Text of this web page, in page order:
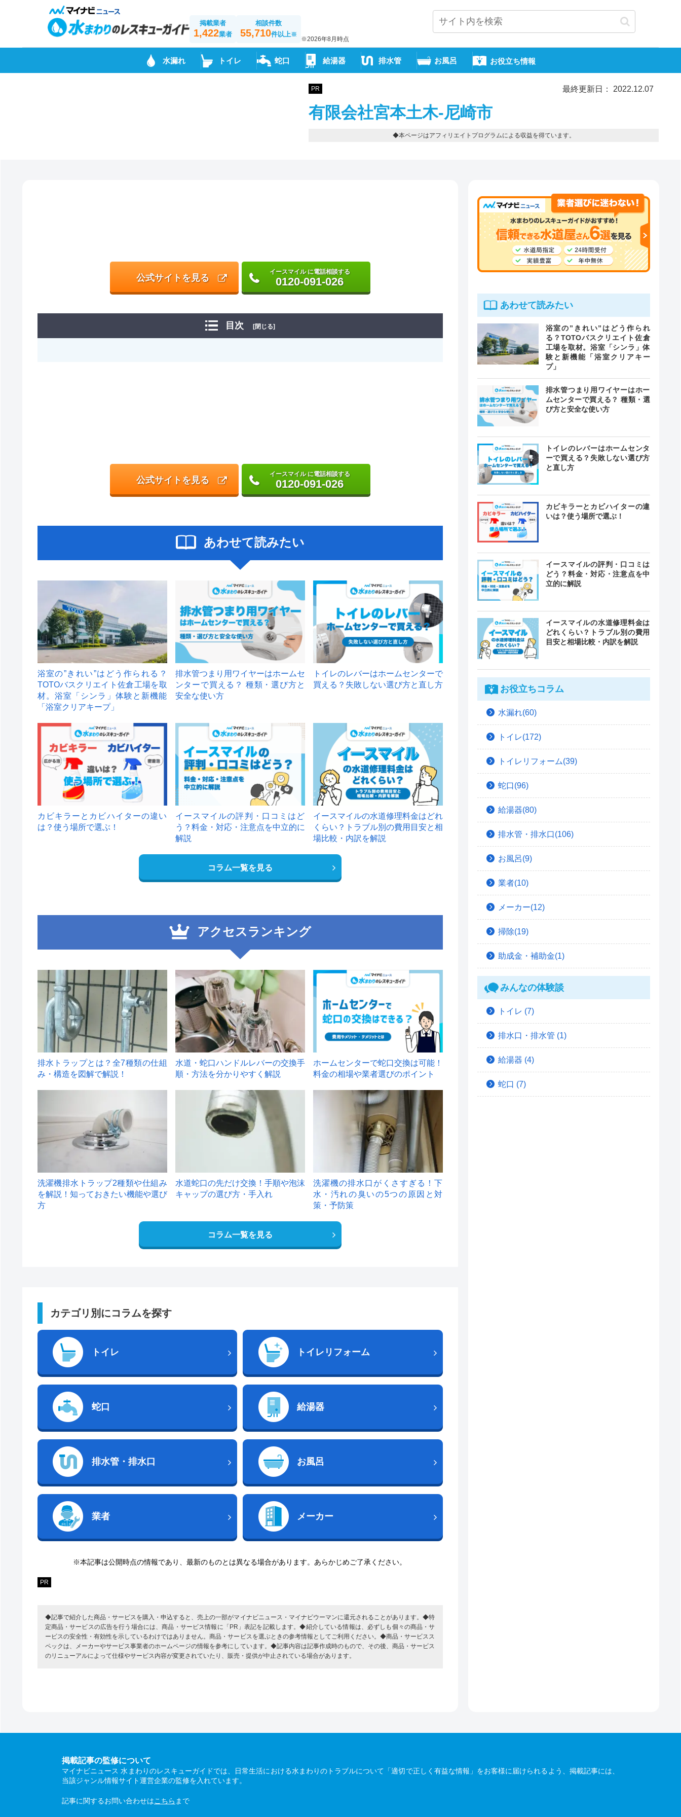
掲載業者
1,422業者
相談件数
55,710件以上※
※2026年8月時点
水漏れ トイレ 蛇口 給湯器 排水管 お風呂 お役立ち情報
PR 最終更新日： 2022.12.07
有限会社宮本土木-尼崎市
◆本ページはアフィリエイトプログラムによる収益を得ています。
公式サイトを見る
イースマイル に電話相談する
0120-091-026
目次 [閉じる]
公式サイトを見る
イースマイル に電話相談する
0120-091-026
あわせて読みたい
浴室の”きれい”はどう作られる？
TOTOバスクリエイト佐倉工場を取
材。浴室「シンラ」体験と新機能
「浴室クリアキープ」
排水管つまり用ワイヤーはホームセ
ンターで買える？ 種類・選び方と
安全な使い方
トイレのレバーはホームセンターで
買える？失敗しない選び方と直し方
カビキラーとカビハイターの違い
は？使う場所で選ぶ！
イースマイルの評判・口コミはど
う？料金・対応・注意点を中立的に
解説
イースマイルの水道修理料金はどれ
くらい？トラブル別の費用目安と相
場比較・内訳を解説
コラム一覧を見る
アクセスランキング
1
排水トラップとは？全7種類の仕組
み・構造を図解で解説！
2
水道・蛇口ハンドルレバーの交換手
順・方法を分かりやすく解説
ホームセンターで蛇口交換は可能！
料金の相場や業者選びのポイント
洗濯機排水トラップ2種類や仕組み
を解説！知っておきたい機能や選び
方
水道蛇口の先だけ交換！手順や泡沫
キャップの選び方・手入れ
洗濯機の排水口がくさすぎる！下
水・汚れの臭いの5つの原因と対
策・予防策
コラム一覧を見る
カテゴリ別にコラムを探す
トイレ トイレリフォーム
蛇口 給湯器
排水管・排水口 お風呂
業者 メーカー
※本記事は公開時点の情報であり、最新のものとは異なる場合があります。あらかじめご了承ください。
PR
◆記事で紹介した商品・サービスを購入・申込すると、売上の一部がマイナビニュース・マイナビウーマンに還元されることがあります。◆特
定商品・サービスの広告を行う場合には、商品・サービス情報に「PR」表記を記載します。◆紹介している情報は、必ずしも個々の商品・サ
ービスの安全性・有効性を示しているわけではありません。商品・サービスを選ぶときの参考情報としてご利用ください。◆商品・サービスス
ペックは、メーカーやサービス事業者のホームページの情報を参考にしています。◆記事内容は記事作成時のもので、その後、商品・サービス
のリニューアルによって仕様やサービス内容が変更されていたり、販売・提供が中止されている場合があります。
あわせて読みたい
浴室の”きれい”はどう作られ
る？TOTOバスクリエイト佐倉
工場を取材。浴室「シンラ」体
験と新機能「浴室クリアキー
プ」
排水管つまり用ワイヤーはホー
ムセンターで買える？ 種類・選
び方と安全な使い方
トイレのレバーはホームセンタ
ーで買える？失敗しない選び方
と直し方
カビキラーとカビハイターの違
いは？使う場所で選ぶ！
イースマイルの評判・口コミは
どう？料金・対応・注意点を中
立的に解説
イースマイルの水道修理料金は
どれくらい？トラブル別の費用
目安と相場比較・内訳を解説
お役立ちコラム
水漏れ(60)
トイレ(172)
トイレリフォーム(39)
蛇口(96)
給湯器(80)
排水管・排水口(106)
お風呂(9)
業者(10)
メーカー(12)
掃除(19)
助成金・補助金(1)
みんなの体験談
トイレ (7)
排水口・排水管 (1)
給湯器 (4)
蛇口 (7)
掲載記事の監修について
マイナビニュース 水まわりのレスキューガイドでは、日常生活における水まわりのトラブルについて「適切で正しく有益な情報」をお客様に届けられるよう、掲載記事には、
当該ジャンル情報サイト運営企業の監修を入れています。
記事に関するお問い合わせはこちら まで